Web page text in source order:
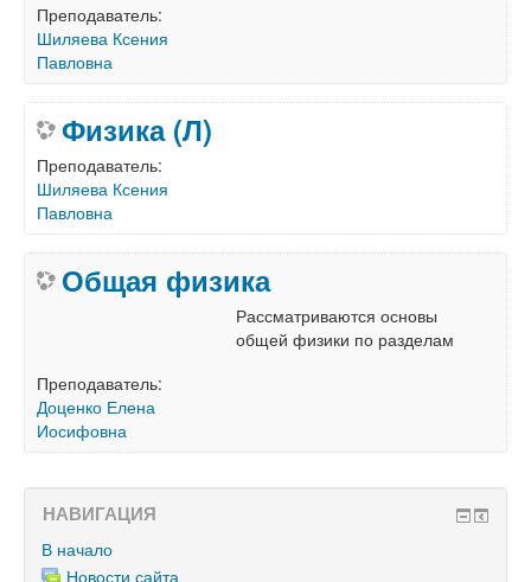
Преподаватель:
Шиляева Ксения
Павловна
Физика (Л)
Преподаватель:
Шиляева Ксения
Павловна
Общая физика
Рассматриваются основы
общей физики по разделам
Преподаватель:
Доценко Елена
Иосифовна
НАВИГАЦИЯ
В начало
Новости сайта